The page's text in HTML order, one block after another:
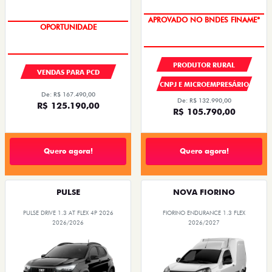
OPORTUNIDADE
VENDAS PARA PCD
De: R$ 167.490,00
R$ 125.190,00
Quero agora!
APROVADO NO BNDES FINAME*
PRODUTOR RURAL
CNPJ E MICROEMPRESÁRIO
De: R$ 132.990,00
R$ 105.790,00
Quero agora!
PULSE
PULSE DRIVE 1.3 AT FLEX 4P 2026
2026/2026
NOVA FIORINO
FIORINO ENDURANCE 1.3 FLEX
2026/2027